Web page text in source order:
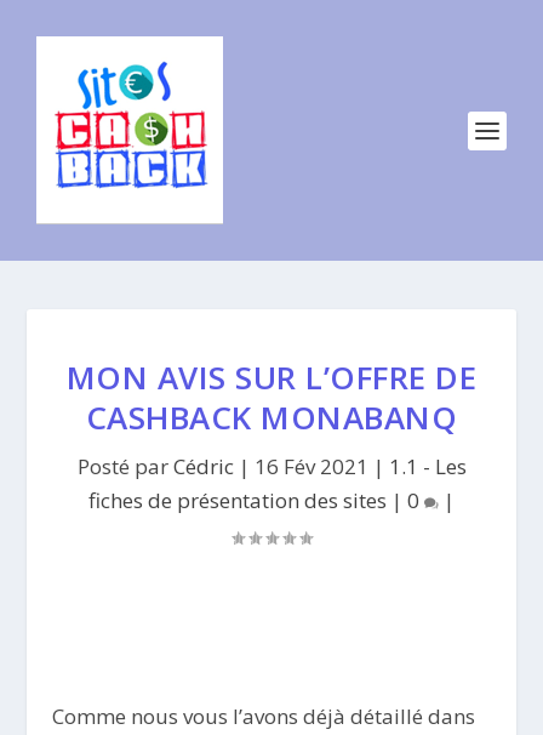
MON AVIS SUR L’OFFRE DE
CASHBACK MONABANQ
Posté parCédric| 16 Fév 2021 | 1.1 - Les
fiches de présentation des sites | 0 |
Comme nous vous l’avons déjà détaillé dans